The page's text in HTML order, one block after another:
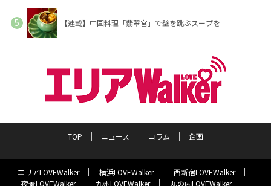
【連載】中国料理「翡翠宮」で壁を跳ぶスープを
TOP ニュース コラム 企画
エリアLOVEWalker 横浜LOVEWalker
西新宿LOVEWalker
夜景LOVEWalker
九州LOVEWalker 丸の内LOVEWalker